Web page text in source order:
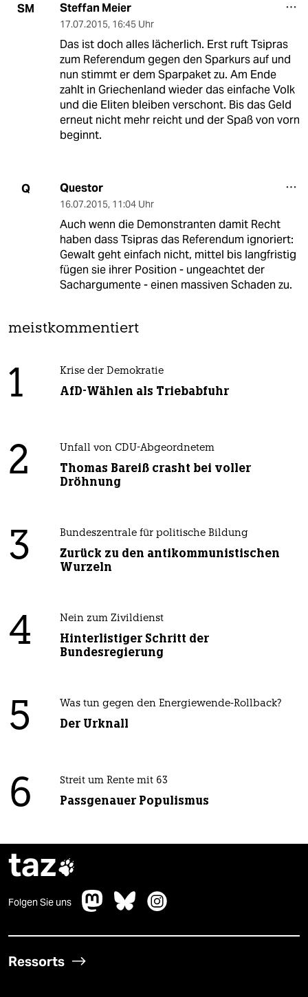
SM Steffan Meier
17.07.2015, 16:45 Uhr
Das ist doch alles lächerlich. Erst ruft Tsipras
zum Referendum gegen den Sparkurs auf und
nun stimmt er dem Sparpaket zu. Am Ende
zahlt in Griechenland wieder das einfache Volk
und die Eliten bleiben verschont. Bis das Geld
erneut nicht mehr reicht und der Spaß von vorn
beginnt.
Q Questor
16.07.2015, 11:04 Uhr
Auch wenn die Demonstranten damit Recht
haben dass Tsipras das Referendum ignoriert:
Gewalt geht einfach nicht, mittel bis langfristig
fügen sie ihrer Position - ungeachtet der
Sachargumente - einen massiven Schaden zu.
meistkommentiert
1 Krise der Demokratie
AfD-Wählen als Triebabfuhr
2 Unfall von CDU-Abgeordnetem
Thomas Bareiß crasht bei voller
Dröhnung
3 Bundeszentrale für politische Bildung
Zurück zu den antikommunistischen
Wurzeln
4 Nein zum Zivildienst
Hinterlistiger Schritt der
Bundesregierung
5 Was tun gegen den Energiewende-Rollback?
Der Urknall
6 Streit um Rente mit 63
Passgenauer Populismus
taz
Folgen Sie uns
Ressorts